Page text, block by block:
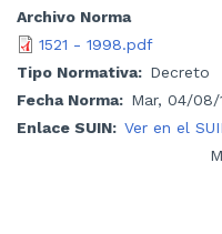
Archivo Norma
1521 - 1998.pdf
Tipo Normativa
Decreto
Fecha Norma
Mar, 04/08/
Enlace SUIN
Ver en el